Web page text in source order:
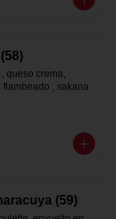
queso crema,
, sakana
(59)